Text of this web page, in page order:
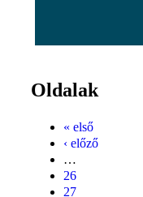
Oldalak
« első
‹ előző
…
26
27